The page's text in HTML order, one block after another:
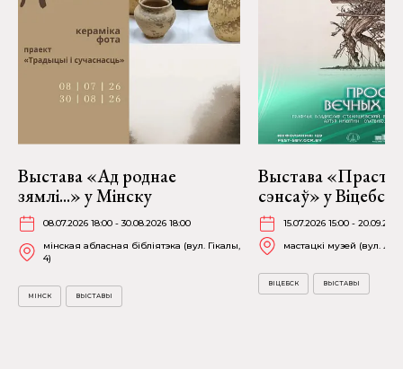
Выстава «Ад роднае
зямлі...» у Мінску
08.07.2026 18:00 - 30.08.2026 18:00
мінская абласная бібліятэка (вул. Гікалы,
4)
МІНСК ВЫСТАВЫ
Выстава
сэнсаў» у Віцебску
15.07.2026 15:00 -
мастацкі музей (вул.
ВІЦЕБСК ВЫСТАВЫ